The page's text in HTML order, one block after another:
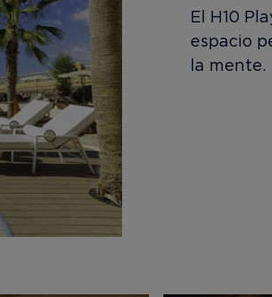
El H10
espacio
la mente.